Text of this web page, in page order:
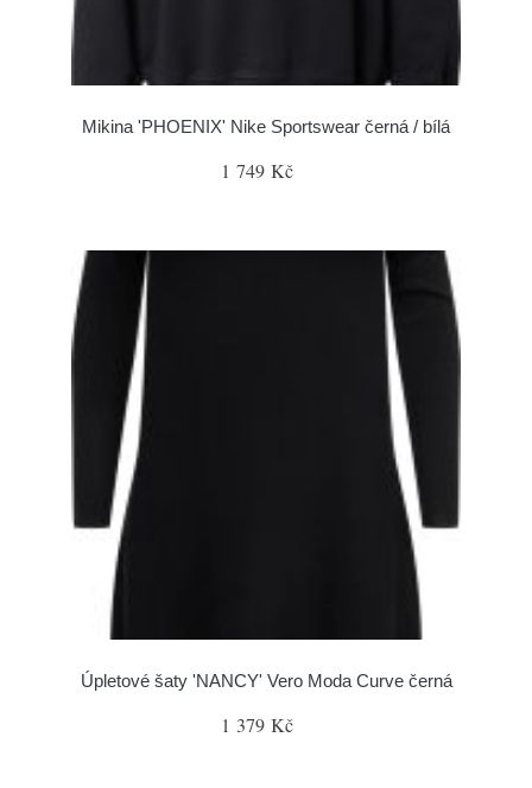
Mikina 'PHOENIX' Nike Sportswear černá / bílá
1 749 Kč
Úpletové šaty 'NANCY' Vero Moda Curve černá
1 379 Kč